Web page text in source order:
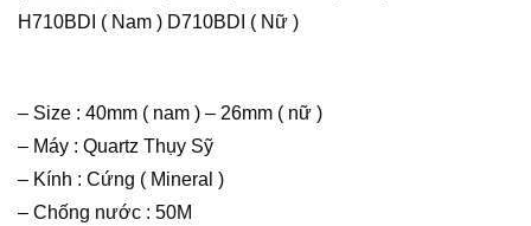
H710BDI ( Nam ) D710BDI ( Nữ )
– Size : 40mm ( nam ) – 26mm ( nữ )
– Máy : Quartz Thụy Sỹ
– Kính : Cứng ( Mineral )
– Chống nước : 50M